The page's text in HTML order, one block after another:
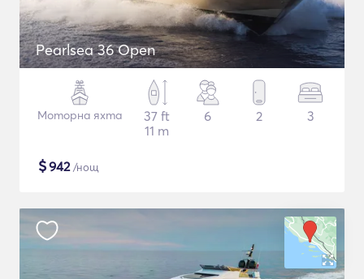
Pearlsea 36 Open
Моторна яхта
37 ft
11 m
6 2 3
$942/нощ